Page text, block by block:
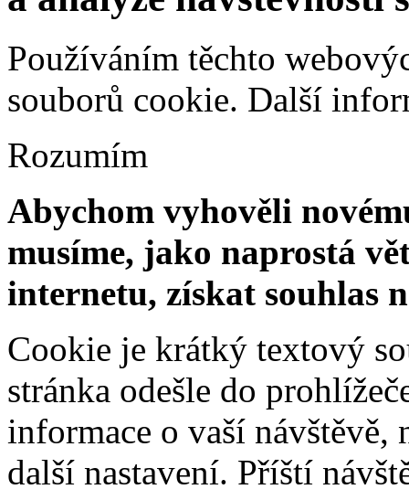
Používáním těchto
souborů cookie. Další
Rozumím
Abychom vyhověli
musíme, jako naprostá
internetu, získat souhlas
Cookie je krátký textový
stránka odešle do
informace o vaší
další nastavení. Příští